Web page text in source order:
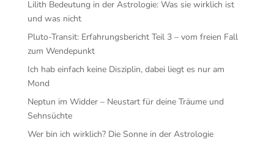
Lilith Bedeutung in der Astrologie: Was sie wirklich ist
und was nicht
Pluto-Transit: Erfahrungsbericht Teil 3 – vom freien Fall
zum Wendepunkt
Ich hab einfach keine Disziplin, dabei liegt es nur am
Mond
Neptun im Widder – Neustart für deine Träume und
Sehnsüchte
Wer bin ich wirklich? Die Sonne in der Astrologie